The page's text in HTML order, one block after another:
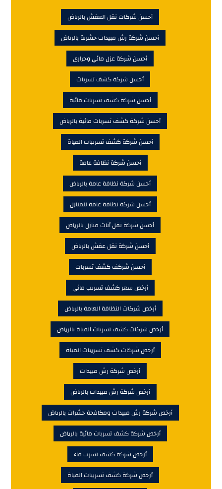
أحسن شركات نقل العفش بالرياض
أحسن شركة رش مبيدات حشرية بالرياض
أحسن شركة عزل مائي وحرارى
أحسن شركة كشف تسربات
أحسن شركة كشف تسربات مائية
أحسن شركة كشف تسربات مائية بالرياض
أحسن شركة كشف تسريبات المياة
أحسن شركة نظافة عامة
أحسن شركة نظافة عامة بالرياض
أحسن شركة نظافة عامة للمنازل
أحسن شركة نقل أثاث منازل بالرياض
أحسن شركة نقل عفش بالرياض
أحسن شركف كشف تسربات
أرخص سعر كشف تسريب مائي
أرخص شركات النظافة العامة بالرياض
أرخص شركات كشف تسربات المياة بالرياض
أرخص شركات كشف تسريبات المياة
أرخص شركة رش مبيدات
أرخص شركة رش مبيدات بالرياض
أرخص شركة رش مبيدات ومكافحة حشرات بالرياض
أرخص شركة كشف تسربات مائية بالرياض
أرخص شركة كشف تسرب ماء
أرخص شركة كشف تسريبات المياة